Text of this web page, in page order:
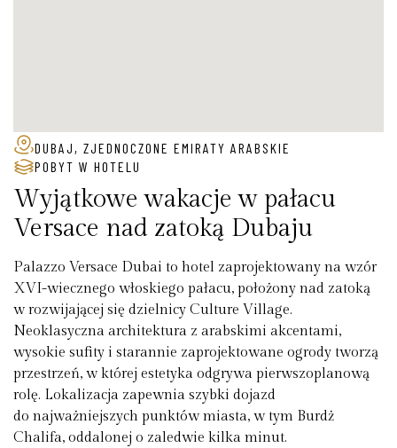
DUBAJ, ZJEDNOCZONE EMIRATY ARABSKIE
POBYT W HOTELU
Wyjątkowe wakacje w pałacu
Versace nad zatoką Dubaju
Palazzo Versace Dubai to hotel zaprojektowany na wzór
XVI-wiecznego włoskiego pałacu, położony nad zatoką
w rozwijającej się dzielnicy Culture Village.
Neoklasyczna architektura z arabskimi akcentami,
wysokie sufity i starannie zaprojektowane ogrody tworzą
przestrzeń, w której estetyka odgrywa pierwszoplanową
rolę. Lokalizacja zapewnia szybki dojazd
do najważniejszych punktów miasta, w tym Burdż
Chalifa, oddalonej o zaledwie kilka minut.